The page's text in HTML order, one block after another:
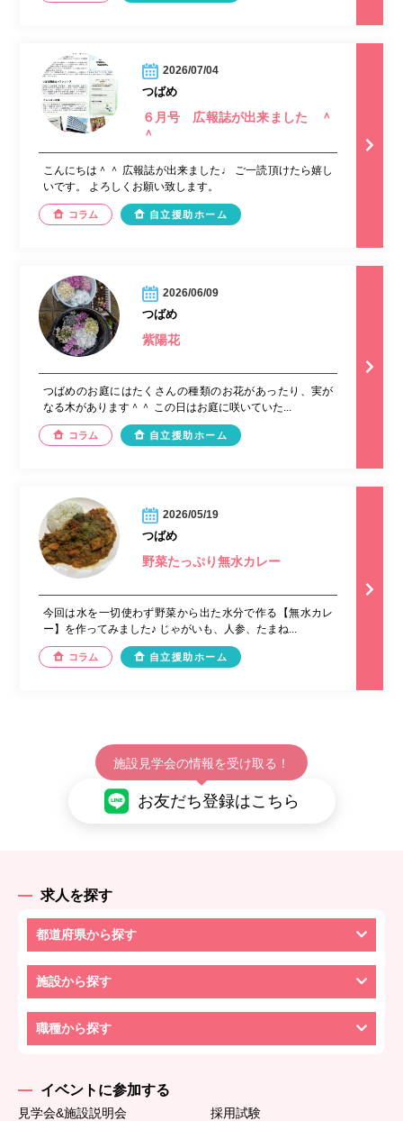
2026/07/04
つばめ
６月号 広報誌が出来ました ＾
＾
こんにちは＾＾ 広報誌が出来ました♩ ご一読頂けたら嬉し
いです。 よろしくお願い致します。
コラム 自立援助ホーム
2026/06/09
つばめ
紫陽花
つばめのお庭にはたくさんの種類のお花があったり、実が
なる木があります＾＾ この日はお庭に咲いていた...
コラム 自立援助ホーム
2026/05/19
つばめ
野菜たっぷり無水カレー
今回は水を一切使わず野菜から出た水分で作る【無水カレ
ー】を作ってみました♪ じゃがいも、人参、たまね...
コラム 自立援助ホーム
施設見学会の情報を受け取る！
お友だち登録はこちら
求人を探す
都道府県から探す
施設から探す
職種から探す
イベントに参加する
見学会&施設説明会
採用試験